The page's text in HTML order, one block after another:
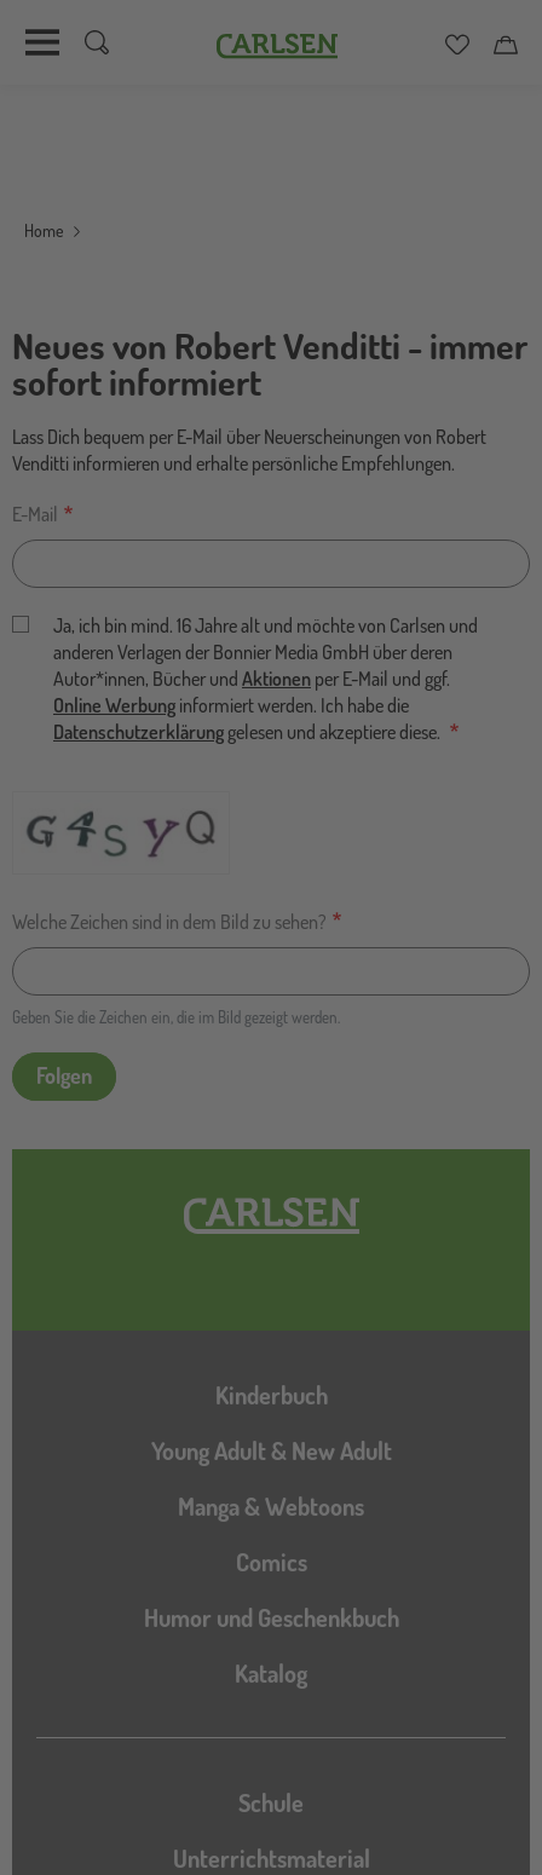
Carlsen
Home
Neues von Robert Venditti - immer
sofort informiert
Lass Dich bequem per E-Mail über Neuerscheinungen von Robert
Venditti informieren und erhalte persönliche Empfehlungen.
E-Mail
Ja, ich bin mind. 16 Jahre alt und möchte von Carlsen und
anderen Verlagen der Bonnier Media GmbH über deren
Autor*innen, Bücher und Aktionen per E-Mail und ggf.
Online Werbung informiert werden. Ich habe die
Datenschutzerklärung gelesen und akzeptiere diese.
Welche Zeichen sind in dem Bild zu sehen?
Geben Sie die Zeichen ein, die im Bild gezeigt werden.
Folgen
Hauptnavigation
Kinderbuch
Young Adult & New Adult
Manga & Webtoons
Comics
Humor und Geschenkbuch
Katalog
Katalog
Schule
Unterrichtsmaterial